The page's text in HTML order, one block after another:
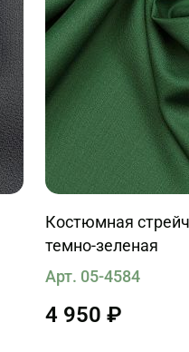
Костюмная
темно-зеленая
Арт. 05-4584
4 950 ₽